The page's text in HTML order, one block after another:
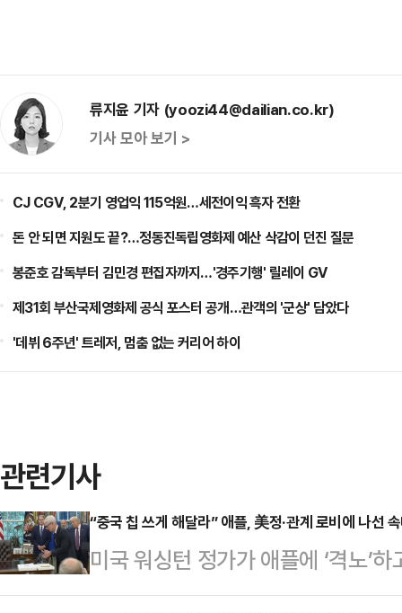
류지윤 기자 (yoozi44@dailian.co.kr)
기사 모아 보기 >
CJ CGV, 2분기 영업익 115억원…세전이익 흑자 전환
돈 안 되면 지원도 끝?…정동진독립영화제 예산 삭감이 던진 질문
봉준호 감독부터 김민경 편집자까지…'경주기행' 릴레이 GV
제31회 부산국제영화제 공식 포스터 공개…관객의 '군상' 담았다
'데뷔 6주년' 트레저, 멈춤 없는 커리어 하이
관련기사
“중국 칩 쓰게 해달라” 애플, 美정·관계 로비에 나선
미국 워싱턴 정가가 애플에 ‘격노’
반도체 품귀 현상이 빚어지면서 맥